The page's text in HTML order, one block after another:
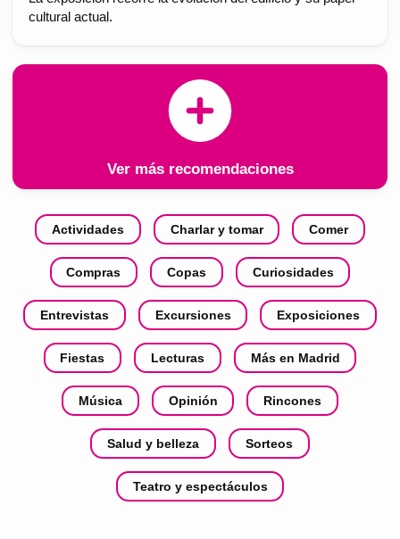
cultural actual.
Ver más recomendaciones
Actividades Charlar y tomar Comer
Compras Copas Curiosidades
Entrevistas Excursiones Exposiciones
Fiestas Lecturas Más en Madrid
Música Opinión Rincones
Salud y belleza Sorteos
Teatro y espectáculos